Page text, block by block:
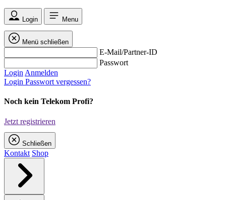
Login Menu
Menü schließen
E-Mail/Partner-ID
Passwort
Login Anmelden
Login Passwort vergessen?
Noch kein Telekom Profi?
Jetzt registrieren
Schließen
Kontakt Shop